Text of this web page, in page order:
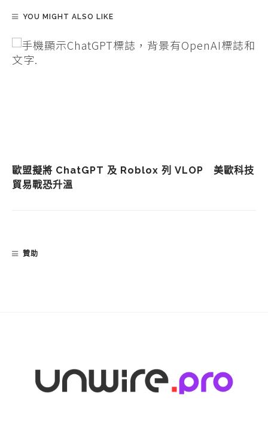
YOU MIGHT ALSO LIKE
歐盟擬將 ChatGPT 及 Roblox 列 VLOP 美歐科技
貿易戰恐升溫
贊助